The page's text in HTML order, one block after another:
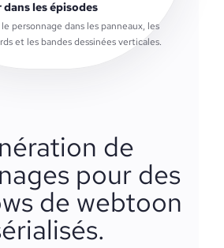
les épisodes
personnage dans les panneaux, les
et les bandes dessinées verticales.
de
pour des
de webtoon